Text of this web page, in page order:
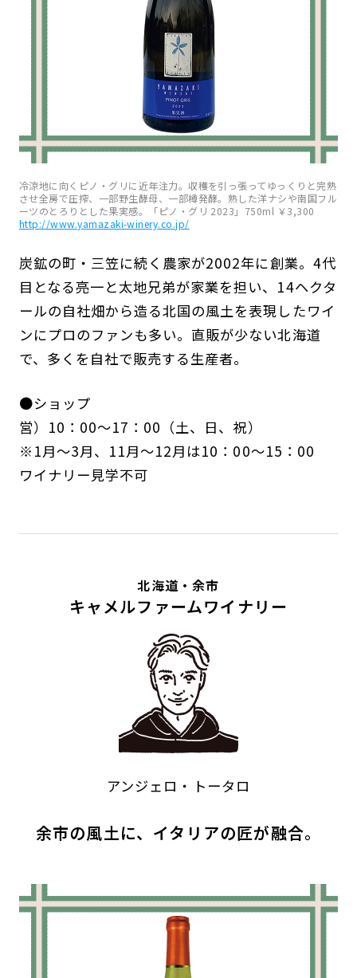
冷涼地に向くピノ・グリに近年注力。収穫を引っ張ってゆっくりと完熟
させ全房で圧搾、一部野生酵母、一部樽発酵。熟した洋ナシや南国フル
ーツのとろりとした果実感。「ピノ・グリ 2023」750ml ￥3,300
http://www.yamazaki-winery.co.jp/
炭鉱の町・三笠に続く農家が2002年に創業。4代
目となる亮一と太地兄弟が家業を担い、14ヘクタ
ールの自社畑から造る北国の風土を表現したワイ
ンにプロのファンも多い。直販が少ない北海道
で、多くを自社で販売する生産者。
●ショップ
営）10：00～17：00（土、日、祝）
※1月～3月、11月～12月は10：00～15：00
ワイナリー見学不可
北海道・余市
キャメルファームワイナリー
アンジェロ・トータロ
余市の風土に、イタリアの匠が融合。